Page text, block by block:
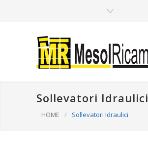
Sollevatori Idraulici
HOME / Sollevatori Idraulici